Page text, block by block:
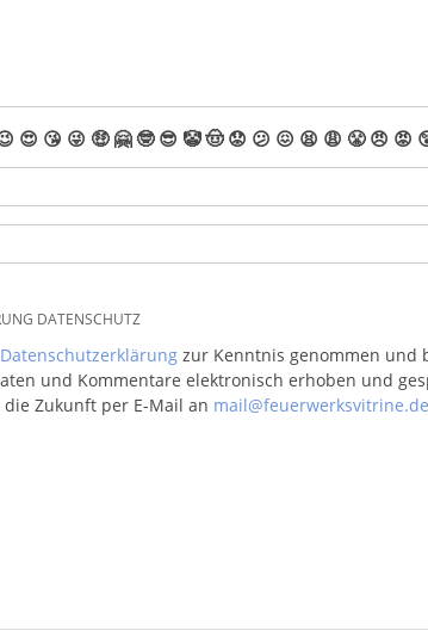
😍 😘 😜 🤑 🤗 🤓 😎 🤡🤠 😟 😕 😖 😫 😩 😤 😠 😡
DATENSCHUTZ
Datenschutzerklärungzur Kenntnis genommen und
und Kommentare elektronisch erhoben und
Zukunft per E-Mail an mail@feuerwerksvitrine.de